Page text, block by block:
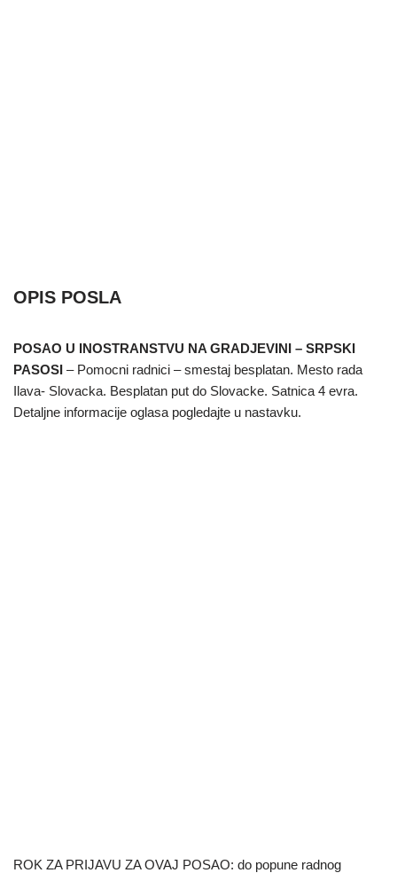
OPIS POSLA
POSAO U INOSTRANSTVU NA GRADJEVINI – SRPSKI
PASOSI – Pomocni radnici – smestaj besplatan. Mesto rada
Ilava- Slovacka. Besplatan put do Slovacke. Satnica 4 evra.
Detaljne informacije oglasa pogledajte u nastavku.
ROK ZA PRIJAVU ZA OVAJ POSAO: do popune radnog